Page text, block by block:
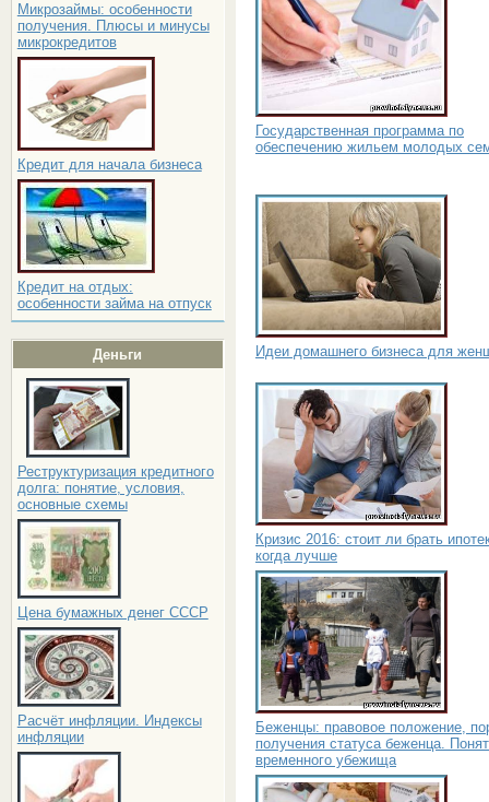
Микрозаймы: особенности
получения. Плюсы и минусы
микрокредитов
Кредит для начала бизнеса
Кредит на отдых:
особенности займа на отпуск
Деньги
Реструктуризация кредитного
долга: понятие, условия,
основные схемы
Цена бумажных денег СССР
Расчёт инфляции. Индексы
инфляции
Государственная программа по
обеспечению жильем молодых
Идеи домашнего бизнеса для
Кризис 2016: стоит ли брать
когда лучше
Беженцы: правовое положение,
получения статуса беженца.
временного убежища